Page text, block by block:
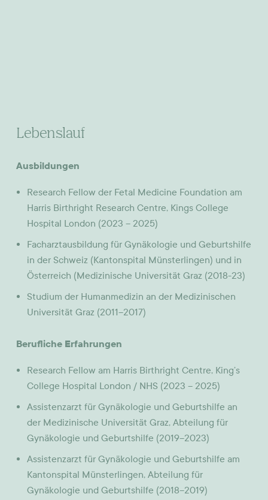
Lebenslauf
Ausbildungen
Research Fellow der Fetal Medicine Foundation am
Harris Birthright Research Centre, Kings College
Hospital London (2023 – 2025)
Facharztausbildung für Gynäkologie und Geburtshilfe
in der Schweiz (Kantonspital Münsterlingen) und in
Österreich (Medizinische Universität Graz (2018-23)
Studium der Humanmedizin an der Medizinischen
Universität Graz (2011–2017)
Berufliche Erfahrungen
Research Fellow am Harris Birthright Centre, King’s
College Hospital London / NHS (2023 – 2025)
Assistenzarzt für Gynäkologie und Geburtshilfe an
der Medizinische Universität Graz, Abteilung für
Gynäkologie und Geburtshilfe (2019–2023)
Assistenzarzt für Gynäkologie und Geburtshilfe am
Kantonspital Münsterlingen, Abteilung für
Gynäkologie und Geburtshilfe (2018–2019)